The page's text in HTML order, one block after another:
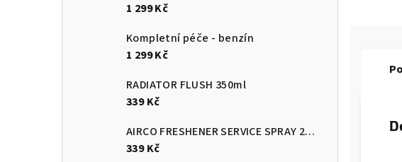
1 299 Kč
Kompletní péče - benzín
1 299 Kč
RADIATOR FLUSH 350ml
339 Kč
AIRCO FRESHENER SERVICE SPRAY 270ml
339 Kč